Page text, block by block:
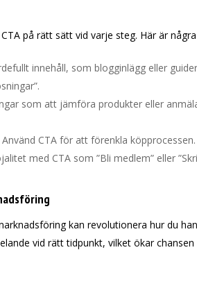
på rätt sätt vid varje steg. Här är
innehåll, som blogginlägg eller
som att jämföra produkter eller
CTA för att förenkla köpprocessen.
med CTA som ”Bli medlem” eller
kan revolutionera hur du
vid rätt tidpunkt, vilket ökar